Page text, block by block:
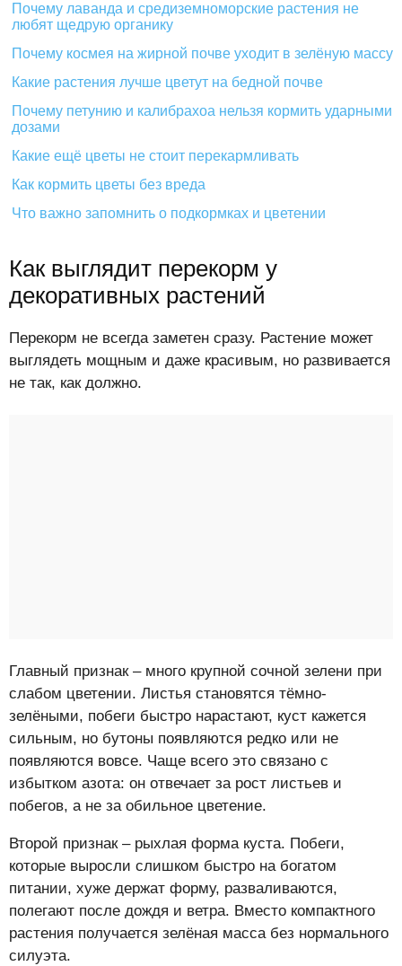
Почему лаванда и средиземноморские растения не
любят щедрую органику
Почему космея на жирной почве уходит в зелёную массу
Какие растения лучше цветут на бедной почве
Почему петунию и калибрахоа нельзя кормить ударными
дозами
Какие ещё цветы не стоит перекармливать
Как кормить цветы без вреда
Что важно запомнить о подкормках и цветении
Как выглядит перекорм у
декоративных растений
Перекорм не всегда заметен сразу. Растение может
выглядеть мощным и даже красивым, но развивается
не так, как должно.
Главный признак – много крупной сочной зелени при
слабом цветении. Листья становятся тёмно-
зелёными, побеги быстро нарастают, куст кажется
сильным, но бутоны появляются редко или не
появляются вовсе. Чаще всего это связано с
избытком азота: он отвечает за рост листьев и
побегов, а не за обильное цветение.
Второй признак – рыхлая форма куста. Побеги,
которые выросли слишком быстро на богатом
питании, хуже держат форму, разваливаются,
полегают после дождя и ветра. Вместо компактного
растения получается зелёная масса без нормального
силуэта.